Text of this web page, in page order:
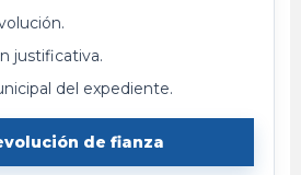
justificativa.
del expediente.
de fianza